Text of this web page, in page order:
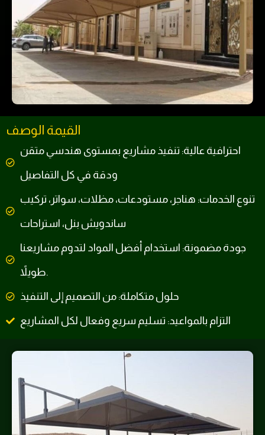
القيمة الوصف
احترافية عالية: تنفيذ مشاريع بمستوى هندسي متقن
ودقة في كل التفاصيل
تنوع الخدمات: هناجر، مستودعات، مظلات، سواتر، تركيب
ساندويش بنل، استراحات
جودة مضمونة: استخدام أفضل المواد لتدوم مشاريعنا
طويلاً.
حلول متكاملة: من التصميم إلى التنفيذ
التزام بالمواعيد: تسليم سريع وفعال لكل المشاريع